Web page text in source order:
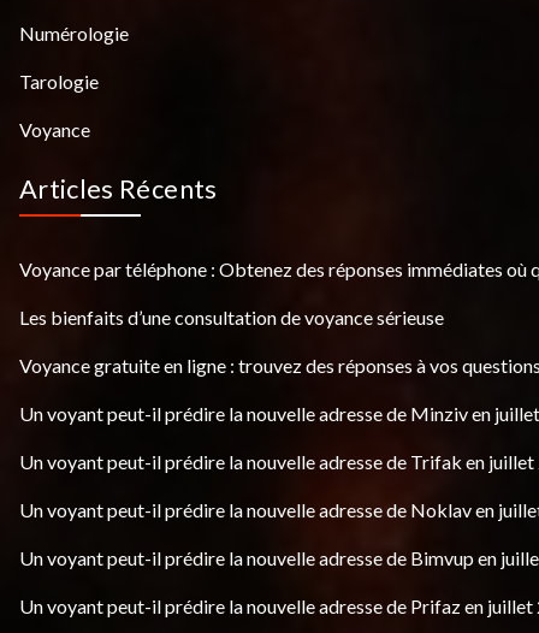
Numérologie
Tarologie
Voyance
Articles Récents
Voyance par téléphone : Obtenez des réponses immédiates où
Les bienfaits d’une consultation de voyance sérieuse
Voyance gratuite en ligne : trouvez des réponses à vos
Un voyant peut-il prédire la nouvelle adresse de Minziv en
Un voyant peut-il prédire la nouvelle adresse de Trifak en juillet
Un voyant peut-il prédire la nouvelle adresse de Noklav en
Un voyant peut-il prédire la nouvelle adresse de Bimvup en
Un voyant peut-il prédire la nouvelle adresse de Prifaz en juillet